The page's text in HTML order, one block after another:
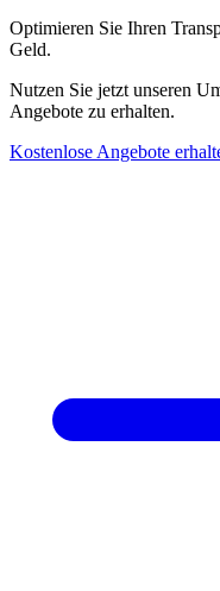
Optimieren Sie Ihren
Geld.
Nutzen Sie jetzt unseren
Angebote zu erhalten.
Kostenlose Angebote